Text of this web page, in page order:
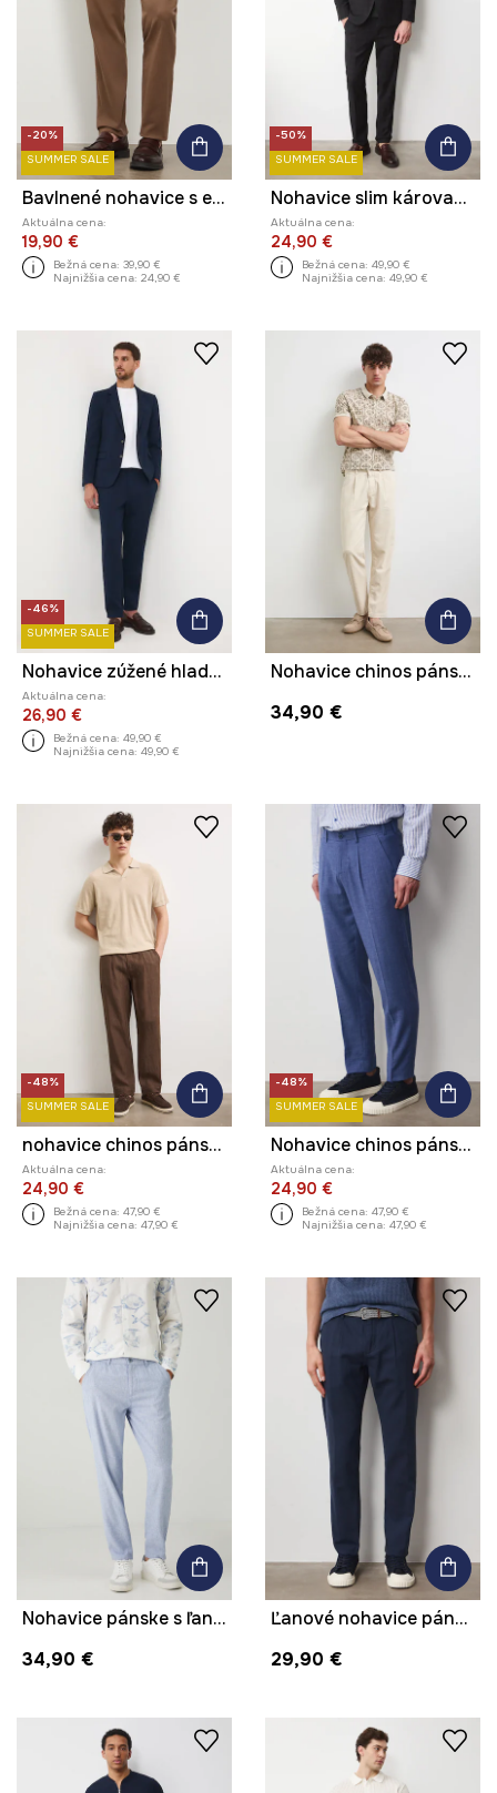
-20%
SUMMER SALE
Bavlnené nohavice s elastanom, hladké
Aktuálna cena:
19,90 €
Bežná cena: 39,90 €
Najnižšia cena: 24,90 €
-50%
SUMMER SALE
Nohavice slim károvaný
Aktuálna cena:
24,90 €
Bežná cena: 49,90 €
Najnižšia cena: 49,90 €
-46%
SUMMER SALE
Nohavice zúžené hladké
Aktuálna cena:
26,90 €
Bežná cena: 49,90 €
Najnižšia cena: 49,90 €
Nohavice chinos pánske s prímesou ľanu
34,90 €
-48%
SUMMER SALE
nohavice chinos pánske ľanové
Aktuálna cena:
24,90 €
Bežná cena: 47,90 €
Najnižšia cena: 47,90 €
-48%
SUMMER SALE
Nohavice chinos pánske s ľanom regular waist
Aktuálna cena:
24,90 €
Bežná cena: 47,90 €
Najnižšia cena: 47,90 €
Nohavice pánske s ľanom
34,90 €
Ľanové nohavice pánske s melanžovým pásom tmavomodrá farba
29,90 €